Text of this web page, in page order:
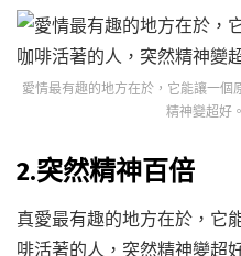
愛情最有趣的地方在於，它能讓一
精神變超好
2.突然精神百倍
真愛最有趣的地方在於，它
啡活著的人，突然精神變超